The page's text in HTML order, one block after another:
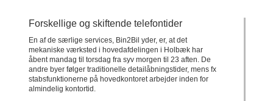
Forskellige og skiftende telefontider
En af de særlige services, Bin2Bil yder, er, at det
mekaniske værksted i hovedafdelingen i Holbæk har
åbent mandag til torsdag fra syv morgen til 23 aften. De
andre byer følger traditionelle detailåbningstider, mens fx
stabsfunktionerne på hovedkontoret arbejder inden for
almindelig kontortid.